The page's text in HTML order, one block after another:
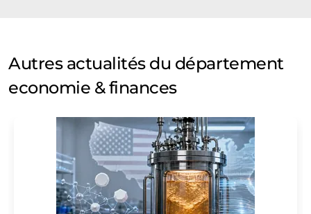
Autres actualités du département
economie & finances